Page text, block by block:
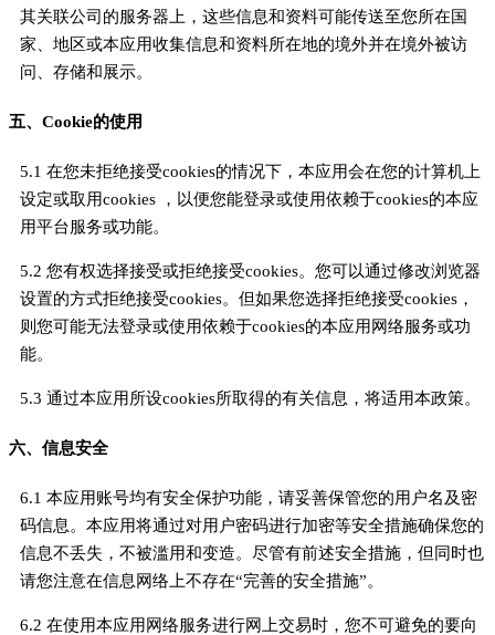
其关联公司的服务器上，这些信息和资料可能传送至您所在国
家、地区或本应用收集信息和资料所在地的境外并在境外被访
问、存储和展示。
五、Cookie的使用
5.1 在您未拒绝接受cookies的情况下，本应用会在您的计算机上
设定或取用cookies ，以便您能登录或使用依赖于cookies的本应
用平台服务或功能。
5.2 您有权选择接受或拒绝接受cookies。您可以通过修改浏览器
设置的方式拒绝接受cookies。但如果您选择拒绝接受cookies，
则您可能无法登录或使用依赖于cookies的本应用网络服务或功
能。
5.3 通过本应用所设cookies所取得的有关信息，将适用本政策。
六、信息安全
6.1 本应用账号均有安全保护功能，请妥善保管您的用户名及密
码信息。本应用将通过对用户密码进行加密等安全措施确保您的
信息不丢失，不被滥用和变造。尽管有前述安全措施，但同时也
请您注意在信息网络上不存在“完善的安全措施”。
6.2 在使用本应用网络服务进行网上交易时，您不可避免的要向